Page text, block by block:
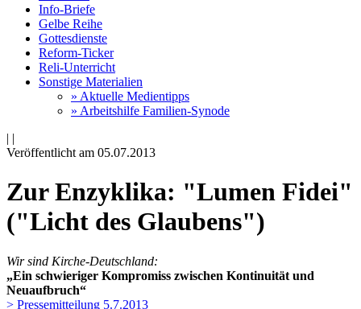
Info-Briefe
Gelbe Reihe
Gottesdienste
Reform-Ticker
Reli-Unterricht
Sonstige Materialien
» Aktuelle Medientipps
» Arbeitshilfe Familien-Synode
| |
Veröffentlicht am 05­.07.2013
Zur Enzyklika: "Lumen Fidei"
("Licht des Glaubens")
Wir sind Kirche-Deutschland:
„Ein schwieriger Kompromiss zwischen Kontinuität und
Neuaufbruch“
> Pressemitteilung 5.7.2013